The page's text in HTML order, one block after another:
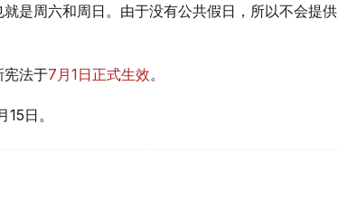
是周六和周日。由于没有公共假日，所以不会提供
宪法于7月1日正式生效。
日。